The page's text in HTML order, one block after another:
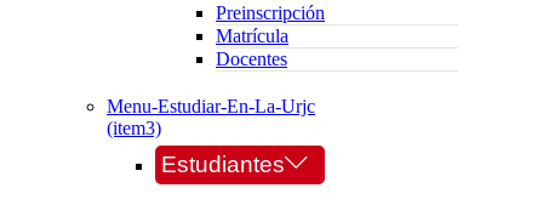
Preinscripción
Matrícula
Docentes
Menu-Estudiar-En-La-Urjc
(item3)
Estudiantes